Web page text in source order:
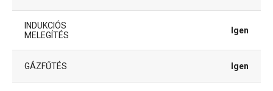
INDUKCIÓS
MELEGÍTÉS
Igen
GÁZFŰTÉS Igen